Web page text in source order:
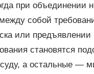
при объединении
собой
или предъявлении
становятся
а остальные —